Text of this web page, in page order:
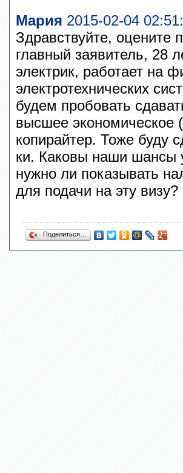
Мария 2015-02-04
Здравствуйте,
главный заявитель, 28
электрик, работает на
электротехнических
будем пробовать
высшее экономическое
копирайтер. Тоже буду
ки. Каковы наши шансы
нужно ли показывать
для подачи на эту
Поделиться…